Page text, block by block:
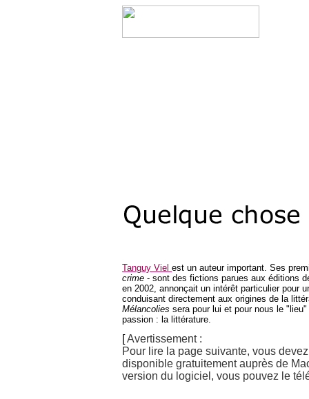
Tanguy Viel est un auteur important. Ses
crime - sont des fictions parues aux éditions
en 2002, annonçait un intérêt particulier pour
conduisant directement aux origines de la
Mélancolies sera pour lui et pour nous le
passion : la littérature.
[Avertissement :
Pour lire la page suivante, vous
disponible gratuitement auprès de
version du logiciel, vous pouvez le